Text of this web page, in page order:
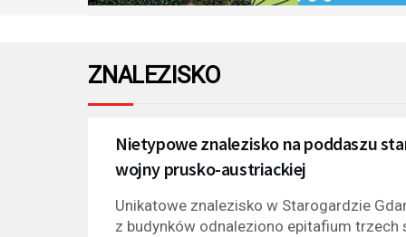
ZNALEZISKO
Nietypowe znalezisko na poddaszu
wojny prusko-austriackiej
Unikatowe znalezisko w Starogardzie
z budynków odnaleziono epitafium